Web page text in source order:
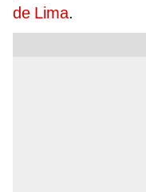
de Lima.